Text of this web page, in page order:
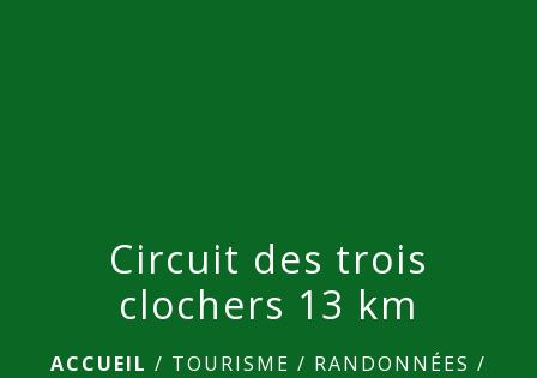
Circuit des trois
clochers 13 km
ACCUEIL / TOURISME / RANDONNÉES /